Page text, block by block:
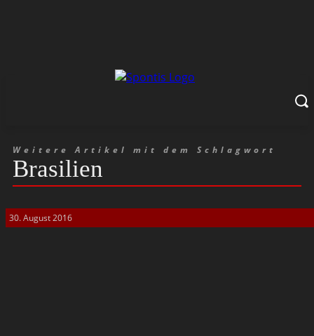
Weitere Artikel mit dem Schlagwort
Brasilien
30. August 2016